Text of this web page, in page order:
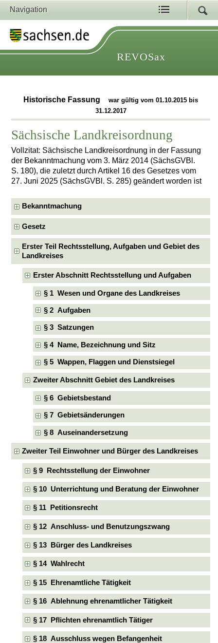
Navigation
REVOSax
Historische Fassung
war gültig vom 01.10.2015 bis
31.12.2017
Sächsische Landkreisordnung
Vollzitat: Sächsische Landkreisordnung in der Fassung
der Bekanntmachung vom 3. März 2014 (SächsGVBl.
S. 180), die zuletzt durch Artikel 16 des Gesetzes vom
27. Juni 2025 (SächsGVBl. S. 285) geändert worden ist
Bekanntmachung
Gesetz
Erster Teil Rechtsstellung, Aufgaben und Gebiet des
Landkreises
Erster Abschnitt Rechtsstellung und Aufgaben
§ 1 Wesen und Organe des Landkreises
§ 2 Aufgaben
§ 3 Satzungen
§ 4 Name, Bezeichnung und Sitz
§ 5 Wappen, Flaggen und Dienstsiegel
Zweiter Abschnitt Gebiet des Landkreises
§ 6 Gebietsbestand
§ 7 Gebietsänderungen
§ 8 Auseinandersetzung
Zweiter Teil Einwohner und Bürger des Landkreises
§ 9 Rechtsstellung der Einwohner
§ 10 Unterrichtung und Beratung der Einwohner
§ 11 Petitionsrecht
§ 12 Anschluss- und Benutzungszwang
§ 13 Bürger des Landkreises
§ 14 Wahlrecht
§ 15 Ehrenamtliche Tätigkeit
§ 16 Ablehnung ehrenamtlicher Tätigkeit
§ 17 Pflichten ehrenamtlich Tätiger
§ 18 Ausschluss wegen Befangenheit